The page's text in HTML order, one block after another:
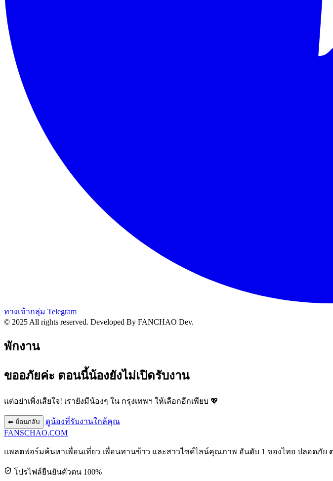
ทางเข้ากลุ่ม Telegram
© 2025 All rights reserved. Developed By FANCHAO Dev.
พักงาน
ขออภัยค่ะ ตอนนี้น้องยังไม่เปิดรับงาน
แต่อย่าเพิ่งเสียใจ! เรายังมีน้องๆ ใน กรุงเทพฯ ให้เลือกอีกเพียบ 💖
⬅ ย้อนกลับ
ดูน้องที่รับงานใกล้คุณ
FANSCHAO.COM
แพลตฟอร์มค้นหาเพื่อนเที่ยว เพื่อนทานข้าว และสาวไซด์ไลน์คุณภาพ อันดับ 1 ของไทย ปลอดภัย
โปรไฟล์ยืนยันตัวตน 100%